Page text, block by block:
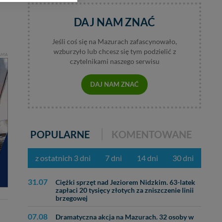
DAJ NAM ZNAĆ
Jeśli coś się na Mazurach zafascynowało,
wzburzyło lub chcesz się tym podzielić z
czytelnikami naszego serwisu
DAJ NAM ZNAĆ
POPULARNE KOMENTOWANE
z ostatnich 3 dni 7 dni 14 dni 30 dni
31.07
Ciężki sprzęt nad Jeziorem Nidzkim. 63-latek
zapłaci 20 tysięcy złotych za zniszczenie linii
brzegowej
07.08
Dramatyczna akcja na Mazurach. 32 osoby w
ul. Wiejska 17,
zabronić ich
w odniesieniu do
- w pewnych